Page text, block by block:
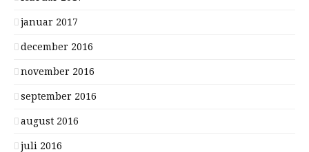
januar 2017
december 2016
november 2016
september 2016
august 2016
juli 2016